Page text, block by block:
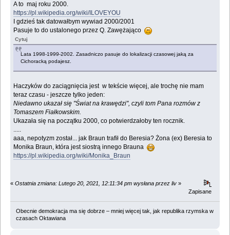
A to maj roku 2000.
https://pl.wikipedia.org/wiki/ILOVEYOU
I gdzieś tak datowałbym wywiad 2000/2001
Pasuje to do ustalonego przez Q. Zawężająco
Cytuj
Lata 1998-1999-2002. Zasadniczo pasuje do lokalizacji czasowej jaką za
Cichoracką podajesz.
Haczyków do zaciągnięcia jest w tekście więcej, ale trochę nie mam
teraz czasu - jeszcze tylko jeden:
Niedawno ukazał się "Świat na krawędzi", czyli tom Pana rozmów z
Tomaszem Fiałkowskim.
Ukazała się na początku 2000, co potwierdzałoby ten rocznik.
.....
aaa, nepotyzm został... jak Braun trafił do Beresia? Żona (ex) Beresia to
Monika Braun, która jest siostrą innego Brauna
https://pl.wikipedia.org/wiki/Monika_Braun
« Ostatnia zmiana: Lutego 20, 2021, 12:11:34 pm wysłana przez liv »
Zapisane
Obecnie demokracja ma się dobrze – mniej więcej tak, jak republika rzymska w
czasach Oktawiana